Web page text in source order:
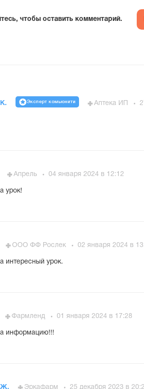
чтобы оставить комментарий.
Эксперт комьюнити Аптека ИП
Апрель 04 января 2024 в 12:12
урок!
ООО ФФ Рослек 02 января 2024 в
интересный урок.
Фармленд 01 января 2024 в 17:28
информацию!!!
Ж. Эркафарм 25 декабря 2023 в